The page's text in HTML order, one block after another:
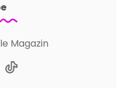
Magazin